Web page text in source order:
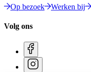
Op bezoek Werken bij
Volg ons